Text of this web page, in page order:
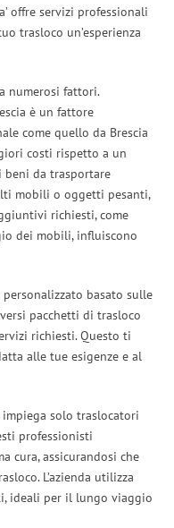
offre servizi professionali
trasloco un’esperienza
numerosi fattori.
è un fattore
come quello da Brescia
costi rispetto a un
beni da trasportare
mobili o oggetti pesanti,
richiesti, come
dei mobili, influiscono
personalizzato basato sulle
pacchetti di trasloco
richiesti. Questo ti
alle tue esigenze e al
impiega solo traslocatori
professionisti
cura, assicurandosi che
L’azienda utilizza
ideali per il lungo viaggio